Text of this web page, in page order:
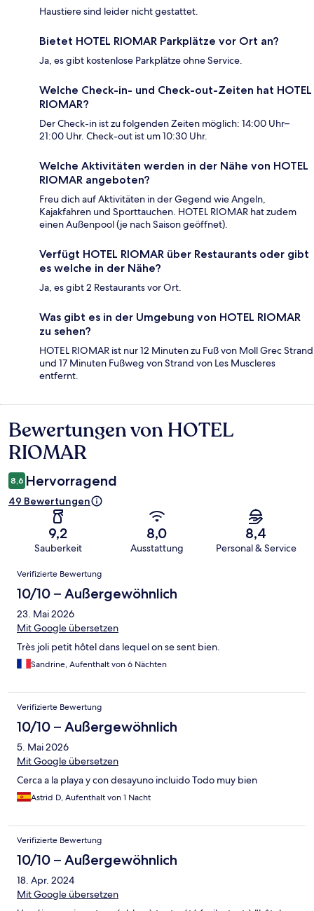
Haustiere sind leider nicht gestattet.
Bietet HOTEL RIOMAR Parkplätze vor Ort an?
Ja, es gibt kostenlose Parkplätze ohne Service.
Welche Check-in- und Check-out-Zeiten hat HOTEL
RIOMAR?
Der Check-in ist zu folgenden Zeiten möglich: 14:00 Uhr–
21:00 Uhr. Check-out ist um 10:30 Uhr.
Welche Aktivitäten werden in der Nähe von HOTEL
RIOMAR angeboten?
Freu dich auf Aktivitäten in der Gegend wie Angeln,
Kajakfahren und Sporttauchen. HOTEL RIOMAR hat zudem
einen Außenpool (je nach Saison geöffnet).
Verfügt HOTEL RIOMAR über Restaurants oder gibt
es welche in der Nähe?
Ja, es gibt 2 Restaurants vor Ort.
Was gibt es in der Umgebung von HOTEL RIOMAR
zu sehen?
HOTEL RIOMAR ist nur 12 Minuten zu Fuß von Moll Grec Strand
und 17 Minuten Fußweg von Strand von Les Muscleres
entfernt.
Bewertungen
Bewertungen von HOTEL
RIOMAR
8,6 Hervorragend
49 Bewertungen
9,2
Sauberkeit
8,0
Ausstattung
8,4
Personal & Service
Bewertungen
Verifizierte Bewertung
10/10 – Außergewöhnlich
23. Mai 2026
Mit Google übersetzen
Très joli petit hôtel dans lequel on se sent bien.
Sandrine, Aufenthalt von 6 Nächten
Verifizierte Bewertung
10/10 – Außergewöhnlich
5. Mai 2026
Mit Google übersetzen
Cerca a la playa y con desayuno incluido Todo muy bien
Astrid D, Aufenthalt von 1 Nacht
Verifizierte Bewertung
10/10 – Außergewöhnlich
18. Apr. 2024
Mit Google übersetzen